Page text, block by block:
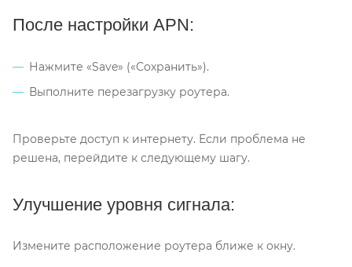
После настройки APN:
Нажмите «Save» («Сохранить»).
Выполните перезагрузку роутера.
Проверьте доступ к интернету. Если проблема не
решена, перейдите к следующему шагу.
Улучшение уровня сигнала:
Измените расположение роутера ближе к окну.